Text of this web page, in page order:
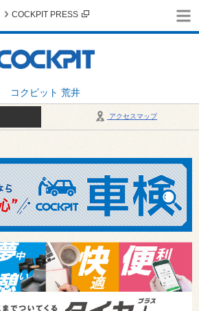
コクピット 荒井
COCKPIT PRESS
アクセスマップ
～18:00 / 定休日：毎週火曜日・繁忙期（4月・12月）を除
ご確認ください。